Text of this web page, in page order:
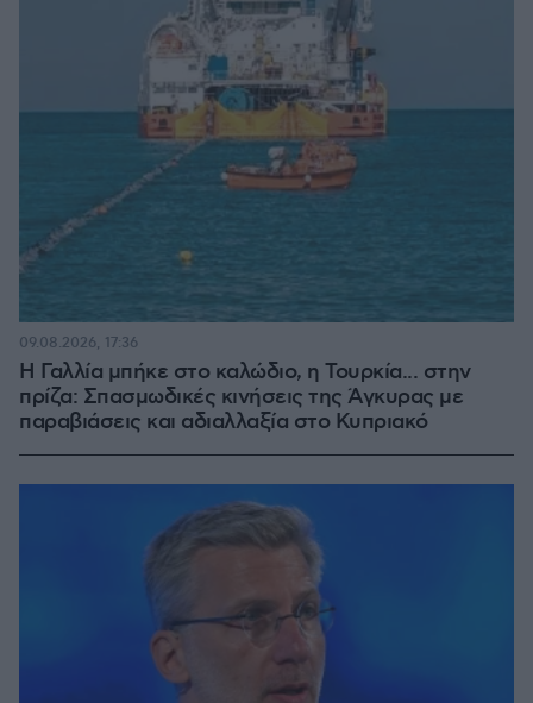
Η Γαλλία μπήκε στο καλώδιο, η Τουρκία... στην
πρίζα: Σπασμωδικές κινήσεις της Άγκυρας με
παραβιάσεις και αδιαλλαξία στο Κυπριακό
09.08.2026, 17:36